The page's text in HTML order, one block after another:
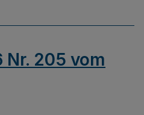
Nr. 205 vom